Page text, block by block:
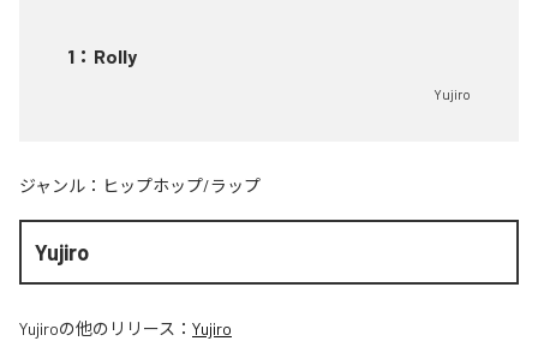
1 ： Rolly
Yujiro
ジャンル： ヒップホップ/ラップ
Yujiro
Yujiroの他のリリース： Yujiro